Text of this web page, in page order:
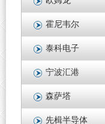
霍尼韦尔
泰科电子
宁波汇港
森萨塔
先楫半导体